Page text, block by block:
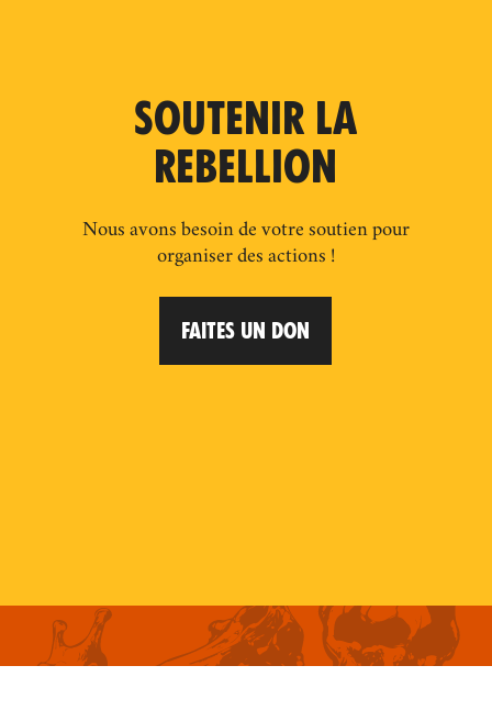
SOUTENIR LA
REBELLION
Nous avons besoin de votre soutien pour
organiser des actions !
FAITES UN DON